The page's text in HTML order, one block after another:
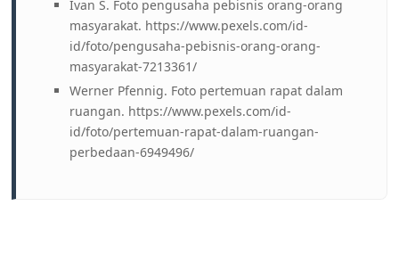
Ivan S. Foto pengusaha pebisnis orang-orang
masyarakat. https://www.pexels.com/id-
id/foto/pengusaha-pebisnis-orang-orang-
masyarakat-7213361/
Werner Pfennig. Foto pertemuan rapat dalam
ruangan. https://www.pexels.com/id-
id/foto/pertemuan-rapat-dalam-ruangan-
perbedaan-6949496/